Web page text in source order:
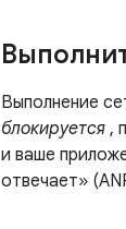
Выполнение
блокируется ,
и ваше
отвечает»